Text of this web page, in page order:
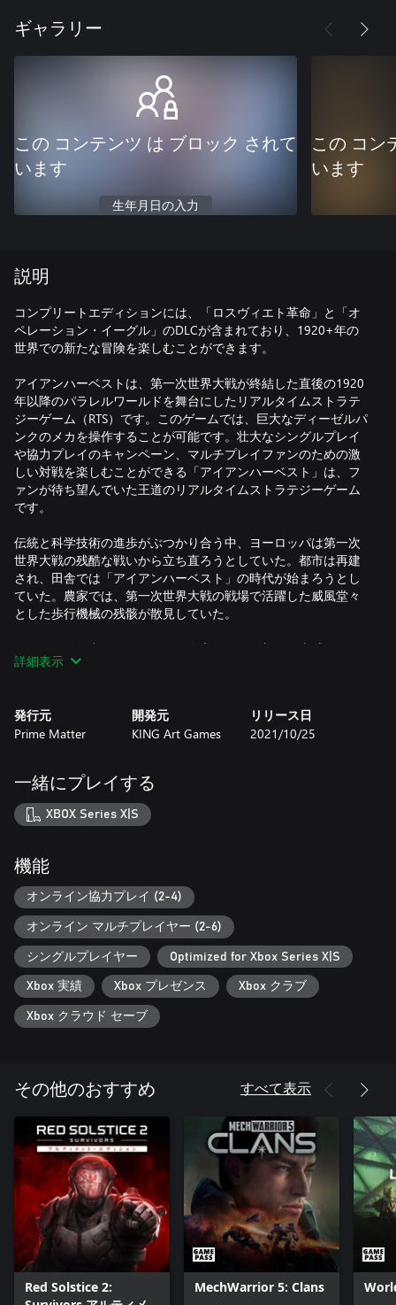
ギャラリー
この コンテンツ は ブロック されて
います
生年月日の入力
この コン
います
説明
コンプリートエディションには、「ロスヴィエト革命」と「オ
ペレーション・イーグル」のDLCが含まれており、1920+年の
世界での新たな冒険を楽しむことができます。
アイアンハーベストは、第一次世界大戦が終結した直後の1920
年以降のパラレルワールドを舞台にしたリアルタイムストラテ
ジーゲーム（RTS）です。このゲームでは、巨大なディーゼルパ
ンクのメカを操作することが可能です。壮大なシングルプレイ
や協力プレイのキャンペーン、マルチプレイファンのための激
しい対戦を楽しむことができる「アイアンハーベスト」は、フ
ァンが待ち望んでいた王道のリアルタイムストラテジーゲーム
です。
伝統と科学技術の進歩がぶつかり合う中、ヨーロッパは第一次
世界大戦の残酷な戦いから立ち直ろうとしていた。都市は再建
され、田舎では「アイアンハーベスト」の時代が始まろうとし
ていた。農家では、第一次世界大戦の戦場で活躍した威風堂々
とした歩行機械の残骸が散見していた。
そんな混乱の中、ヨーロッパの存亡をかけた新たな脅威が現れ
た。世界を再び火の海とし支配しようとする秘密の勢力が、国
主な特徴
何十種類ものユニットを率いて戦い、隠蔽物をうまく利用した
り、建造物全体を爆破することも可能です。ステルス戦闘など
幅広い戦術で戦うことが可能で、じっくりと作戦を練って戦う
ことも重要です。そして何よりもこのゲームの醍醐味はメッ
ご堪能ください。
強力なシングルプレイヤーキャンペーンと魅力的なストーリー
4章からなるキャンペーンシナリオでは、27以上のバトルミッ
ションが展開される壮大なストーリーを体験できます。
友達と協力して、すべてのキャンペーンを一緒にプレイするこ
とも可能です。
協力プレイと対戦型マルチプレイ
ランクマッチやリーグ戦など複数の対戦型マルチプレイモード
飛行型ユニット
た。彼らは空を縦横無尽に飛び、戦場を掌握することが可能で
す。これらの飛行船には高い機動力を持つスカイバイクや、ユ
ーソニアンの英雄メイソン司令官の巨大な戦艦までさまざまな
クラスがあり、あらゆる地形を横断し、上空から烈火の如く砲
弾の雨をふらせるでしょう。そして勇敢な兵士たちは空挺部隊
となり、飛行船を用いて敵陣の背後に忍び込み危険な任務を遂
行することもできます。
詳細表示
発行元
Prime Matter
開発元
KING Art Games
リリース日
2021/10/25
一緒にプレイする
XBOX Series X|S
機能
オンライン協力プレイ (2-4)
オンライン マルチプレイヤー (2-6)
シングルプレイヤー Optimized for Xbox Series X|S
Xbox 実績 Xbox プレゼンス Xbox クラブ
Xbox クラウド セーブ
その他のおすすめ すべて表示
Red Solstice 2:
MechWarrior 5: Clans